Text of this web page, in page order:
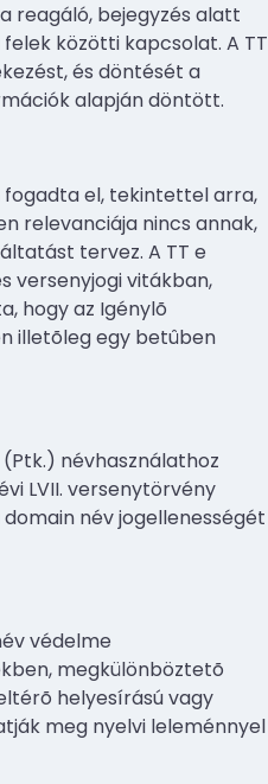
reagáló, bejegyzés alatt
közötti kapcsolat. A TT
és döntését a
alapján döntött.
fogadta el, tekintettel arra,
relevanciája nincs annak,
tervez. A TT e
versenyjogi vitákban,
hogy az Igénylõ
illetõleg egy betûben
(Ptk.) névhasználathoz
LVII. versenytörvény
név jogellenességét
védelme
megkülönböztetõ
helyesírású vagy
meg nyelvi leleménnyel